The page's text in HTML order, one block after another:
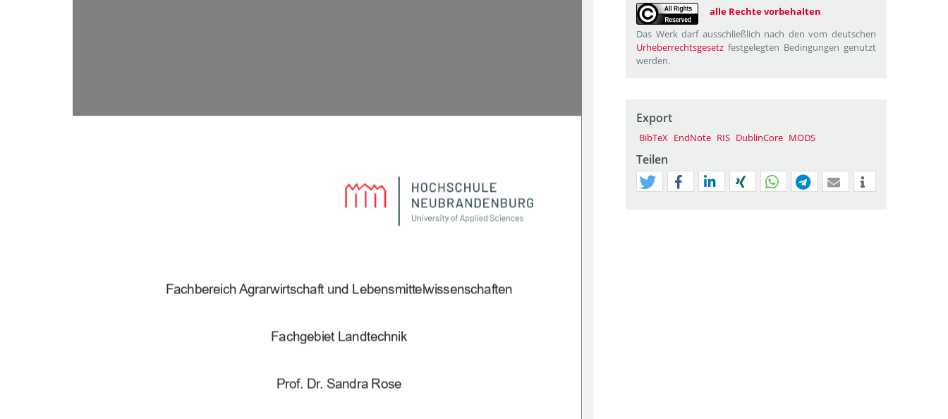
Fachbereich Agrarwirtschaft und Lebensmittelwissenschaften
Fachgebiet Landtechnik
Prof. Dr. Sandra Rose
alle Rechte vorbehalten
Das Werk darf ausschließlich nach den vom deutschen
Urheberrechtsgesetz festgelegten Bedingungen genutzt
werden.
Export
BibTeX EndNote RIS DublinCore MODS
Teilen